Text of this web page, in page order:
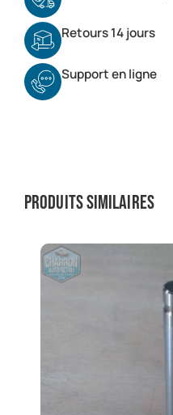
Retours 14 jours
Support en ligne
Produits similaires